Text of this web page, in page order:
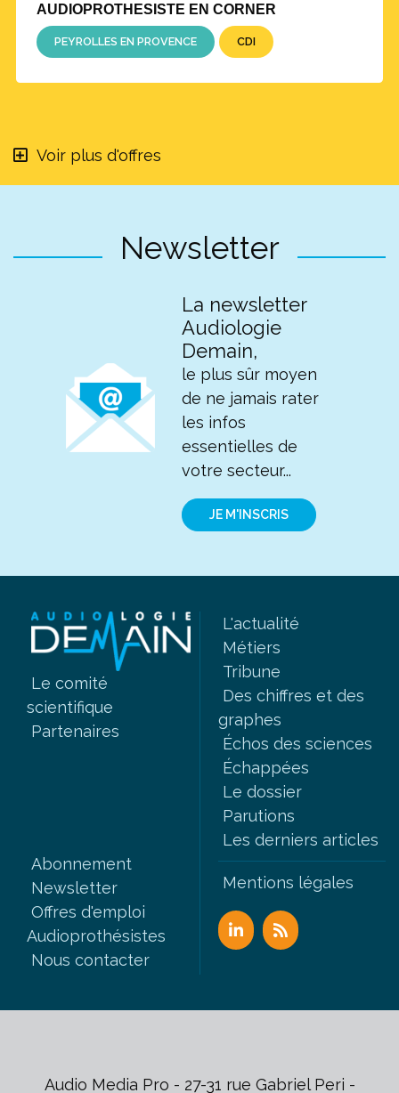
AUDIOPROTHESISTE EN CORNER
PEYROLLES EN PROVENCE CDI
Voir plus d'offres
Newsletter
La newsletter
Audiologie
Demain,
le plus sûr moyen
de ne jamais rater
les infos
essentielles de
votre secteur...
JE M'INSCRIS
Le comité
scientifique
Partenaires
L'actualité
Métiers
Tribune
Des chiffres et des
graphes
Échos des sciences
Échappées
Le dossier
Parutions
Les derniers articles
Abonnement
Newsletter
Offres d'emploi
Audioprothésistes
Nous contacter
Mentions légales
Audio Media Pro - 27-31 rue Gabriel Peri -